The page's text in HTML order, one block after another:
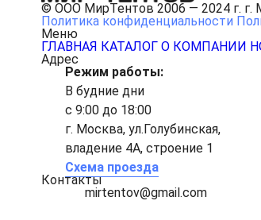
© ООО МирТентов 2006 — 2024 г.
Политика конфиденциальности
Меню
ГЛАВНАЯ КАТАЛОГ О КОМПАНИИ
Адрес
Режим работы:
В будние дни
с 9:00 до 18:00
г. Москва, ул.Голубинская,
владение 4А, строение 1
Схема проезда
Контакты
mirtentov@gmail.com